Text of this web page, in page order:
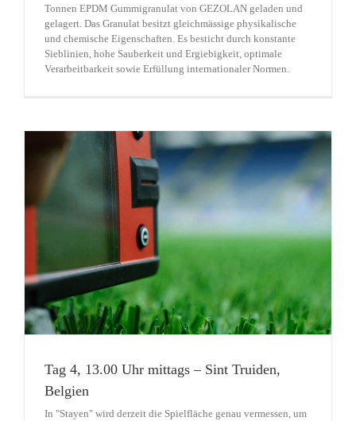
Tonnen EPDM Gummigranulat von GEZOLAN geladen und
gelagert. Das Granulat besitzt gleichmässige physikalische
und chemische Eigenschaften. Es besticht durch konstante
Sieblinien, hohe Sauberkeit und Ergiebigkeit, optimale
Verarbeitbarkeit sowie Erfüllung internationaler Normen.
Tag 4, 13.00 Uhr mittags – Sint Truiden,
Belgien
In "Stayen" wird derzeit die Spielfläche genau vermessen, um